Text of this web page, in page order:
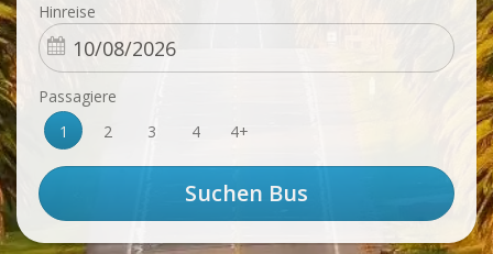
Hinreise
Passagiere
1
2 3 4 4+